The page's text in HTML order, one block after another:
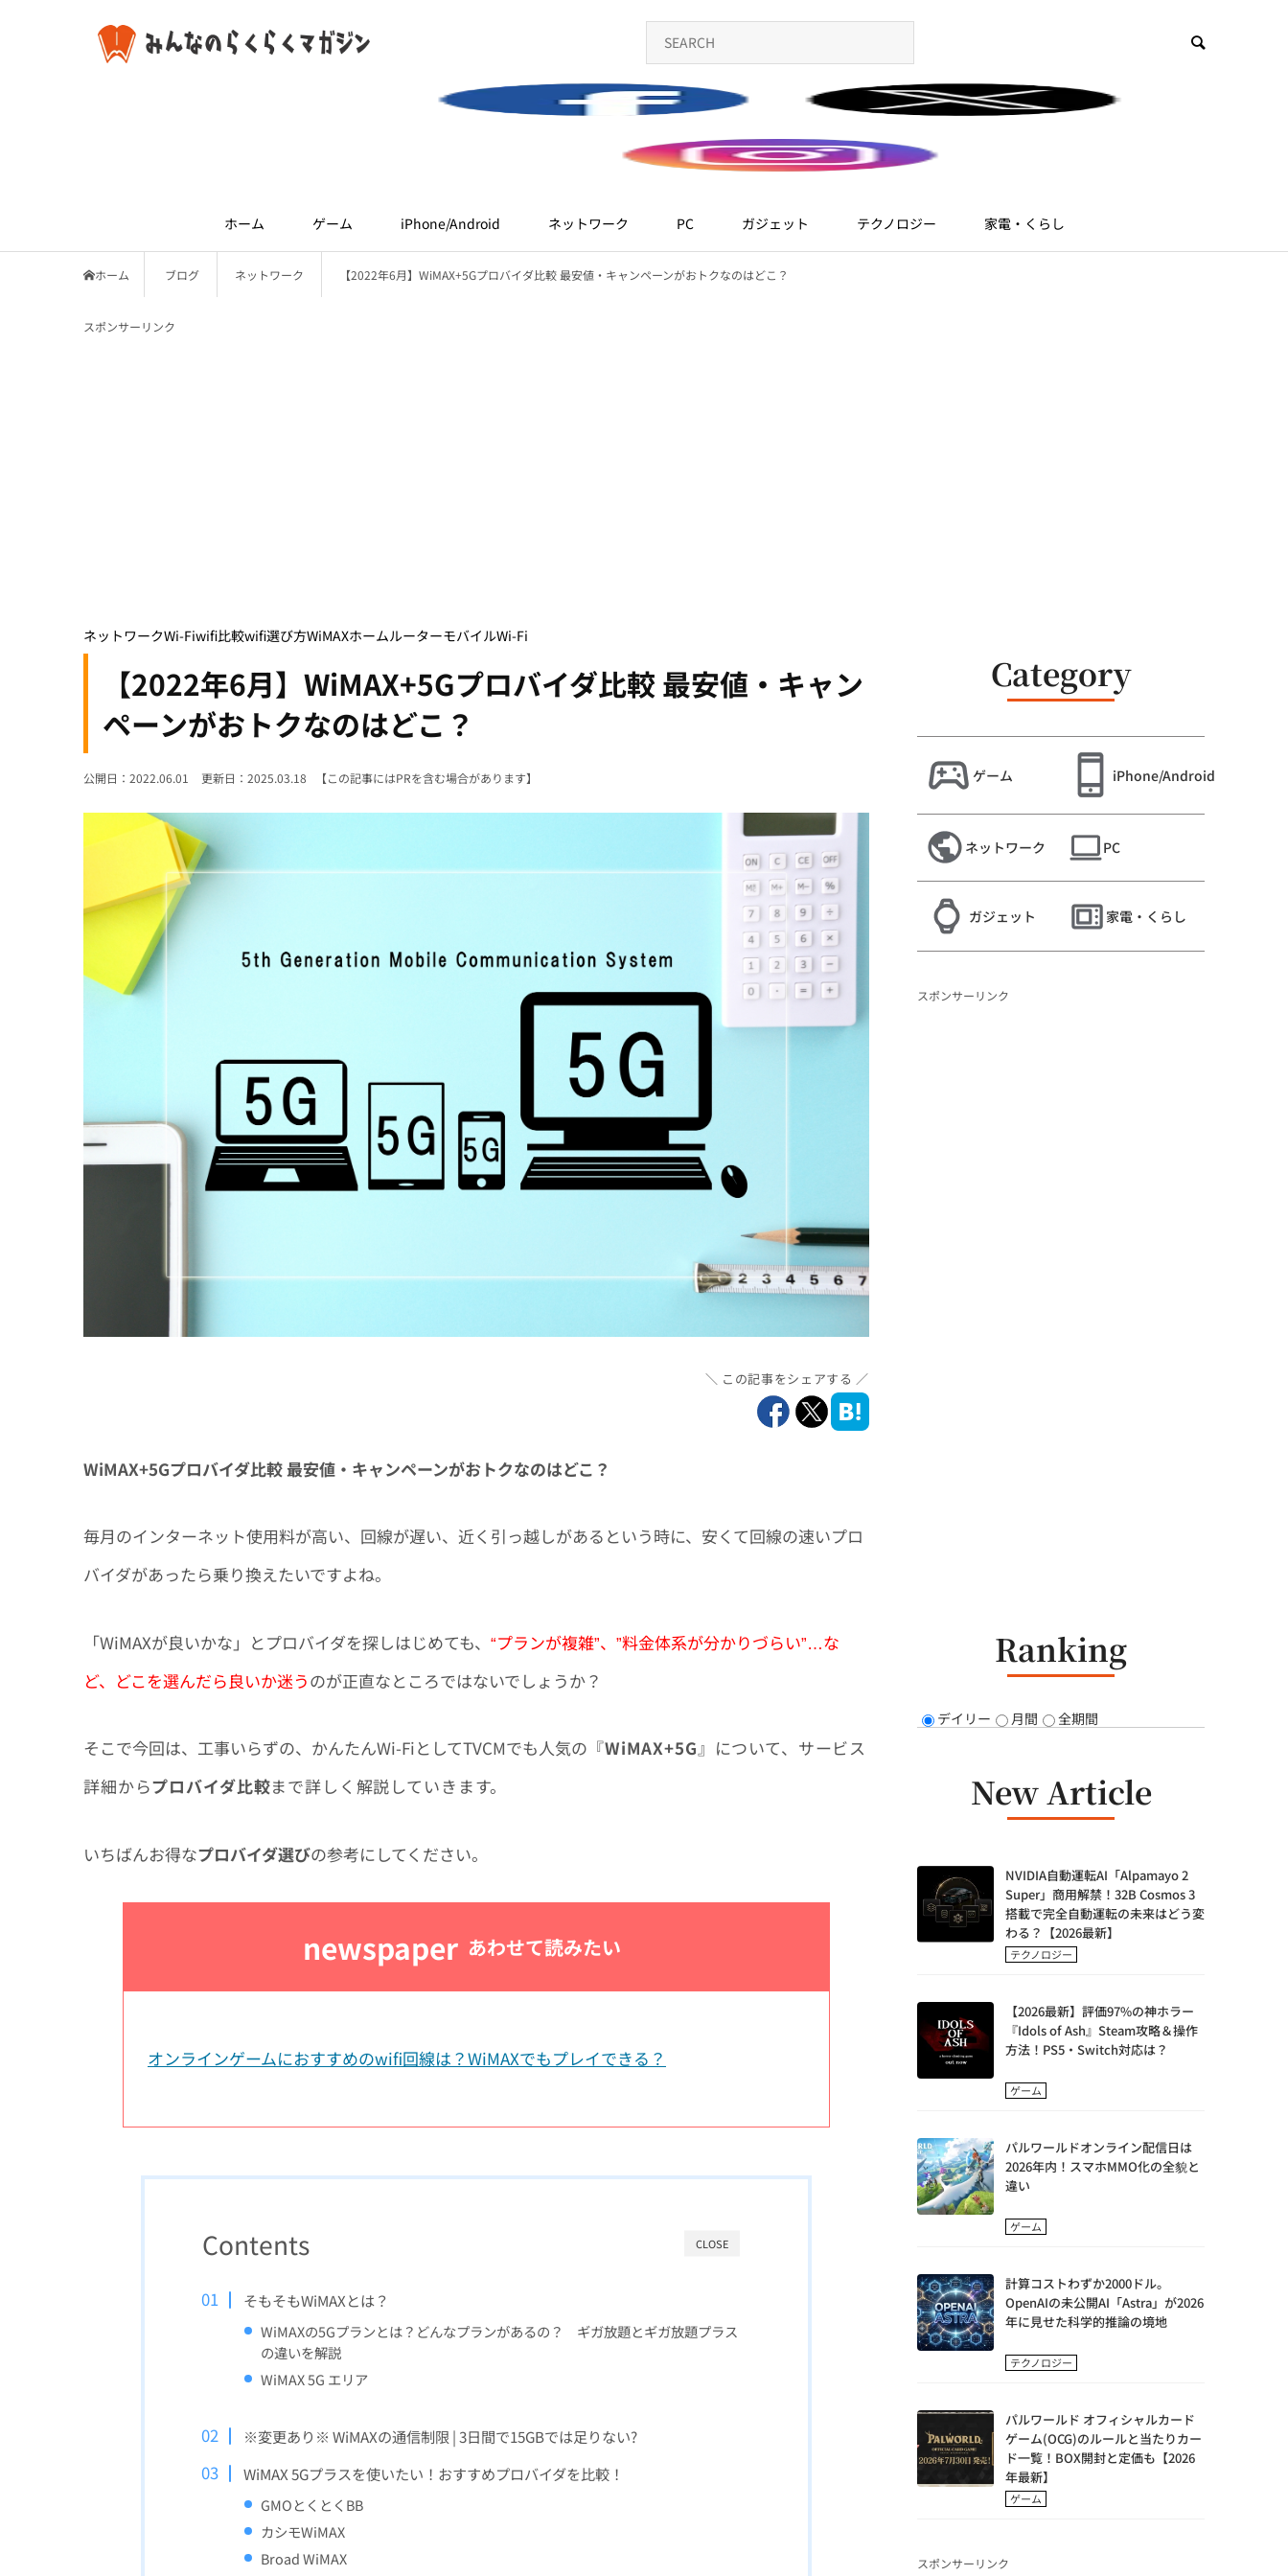
ホーム ゲーム iPhone/Android ネットワーク PC ガジェット テクノロジー 家電・くらし
ホーム ブログ ネットワーク 【2022年6月】WiMAX+5Gプロバイダ比較 最安値・キャンペーンがおトクなのはどこ？
スポンサーリンク
ネットワークWi-Fiwifi比較wifi選び方WiMAXホームルーターモバイルWi-Fi
【2022年6月】WiMAX+5Gプロバイダ比較 最安値・キャン
ペーンがおトクなのはどこ？
公開日：2022.06.01 更新日：2025.03.18 【この記事にはPRを含む場合があります】
この記事をシェアする
WiMAX+5Gプロバイダ比較 最安値・キャンペーンがおトクなのはどこ？
毎月のインターネット使用料が高い、回線が遅い、近く引っ越しがあるという時に、 安くて回線の速いプロ
バイダがあったら乗り換えたいですよね。
「WiMAXが良いかな」とプロバイダを探しはじめても、 “プランが複雑”、”料金体系が分かりづらい”…な
ど、 どこを選んだら良いか迷うのが正直なところではないでしょうか？
そこで今回は、工事いらずの、かんたんWi-FiとしてTVCMでも人気の 『WiMAX+5G』について、 サービス
詳細からプロバイダ比較まで詳しく解説 していきます。
いちばんお得なプロバイダ選びの参考にしてください。
newspaper あわせて読みたい
オンラインゲームにおすすめのwifi回線は？WiMAXでもプレイできる？
CLOSE
Contents
そもそもWiMAXとは？
WiMAXの5Gプランとは？どんなプランがあるの？ ギガ放題とギガ放題プラス
の違いを解説
WiMAX 5G エリア
※変更あり※ WiMAXの通信制限 | 3日間で15GBでは足りない?
WiMAX 5Gプラスを使いたい！おすすめプロバイダを比較！
GMOとくとくBB
カシモWiMAX
Broad WiMAX
Category
ゲーム iPhone/Android
ネットワーク PC
ガジェット 家電・くらし
スポンサーリンク
Ranking
デイリー 月間 全期間
New Article
NVIDIA自動運転AI「Alpamayo 2
Super」商用解禁！32B Cosmos 3
搭載で完全自動運転の未来はどう変
わる？【2026最新】
テクノロジー
【2026最新】評価97%の神ホラー
『Idols of Ash』Steam攻略＆操作
方法！PS5・Switch対応は？
ゲーム
パルワールドオンライン配信日は
2026年内！スマホMMO化の全貌と
違い
ゲーム
計算コストわずか2000ドル。
OpenAIの未公開AI「Astra」が2026
年に見せた科学的推論の境地
テクノロジー
パルワールド オフィシャルカード
ゲーム(OCG)のルールと当たりカー
ド一覧！BOX開封と定価も【2026
年最新】
ゲーム
スポンサーリンク